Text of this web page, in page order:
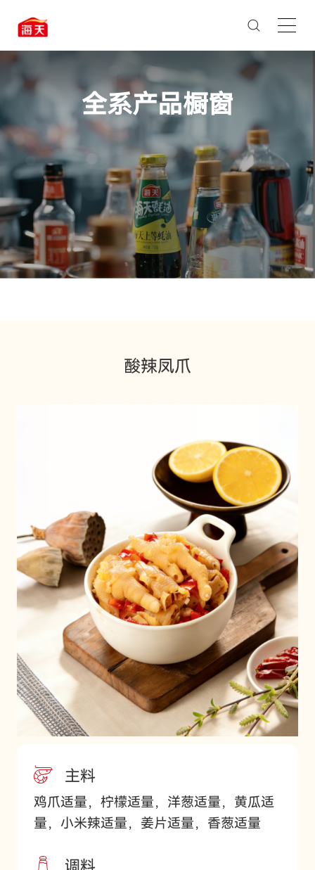
全系产品橱窗
酸辣凤爪
主料
鸡爪适量，柠檬适量，洋葱适量，黄瓜适
量，小米辣适量，姜片适量，香葱适量
调料